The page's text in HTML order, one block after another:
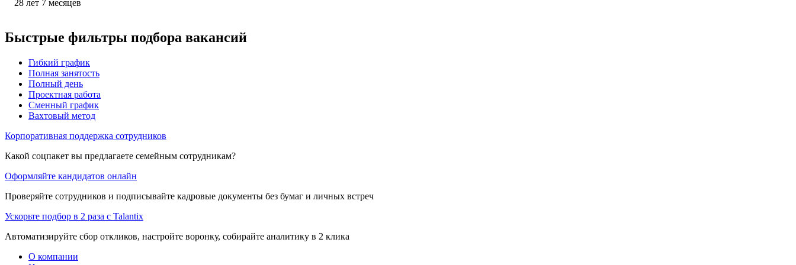
28 лет 7 месяцев
Быстрые фильтры подбора вакансий
Гибкий график
Полная занятость
Полный день
Проектная работа
Сменный график
Вахтовый метод
Корпоративная поддержка сотрудников
Какой соцпакет вы предлагаете семейным сотрудникам?
Оформляйте кандидатов онлайн
Проверяйте сотрудников и подписывайте кадровые документы без бумаг и личных встреч
Ускорьте подбор в 2 раза с Talantix
Автоматизируйте сбор откликов, настройте воронку, собирайте аналитику в 2 клика
О компании